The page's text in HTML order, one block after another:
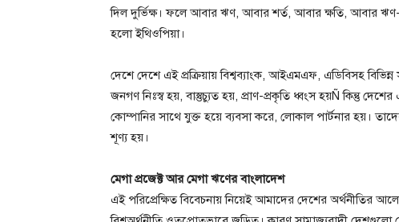
দিল দুর্ভিক্ষ। ফলে আবার ঋণ, আবার শর্ত, আবার ক্ষতি, আবার ঋণ-
হলো ইথিওপিয়া।
দেশে দেশে এই প্রক্রিয়ায় বিশ্বব্যাংক, আইএমএফ, এডিবিসহ
জনগণ নিঃস্ব হয়, বাস্তুচ্যুত হয়, প্রাণ-প্রকৃতি ধ্বংস হয়Ñ কিন্তু
কোম্পানির সাথে যুক্ত হয়ে ব্যবসা করে, লোকাল পার্টনার হয়।
শূণ্য হয়।
মেগা প্রজেক্ট আর মেগা ঋণের বাংলাদেশ
এই পরিপ্রেক্ষিত বিবেচনায় নিয়েই আমাদের দেশের অর্থনীতির